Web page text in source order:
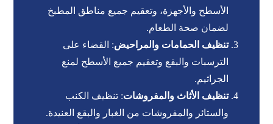
الأسطح والأجهزة، وتعقيم جميع مناطق المطبخ
لضمان صحة الطعام.
تنظيف الحمامات والمراحيض: القضاء على
الترسبات والبقع وتعقيم جميع الأسطح لمنع
الجراثيم.
تنظيف الأثاث والمفروشات: تنظيف الكنب
والستائر والمفروشات من الغبار والبقع العنيدة.